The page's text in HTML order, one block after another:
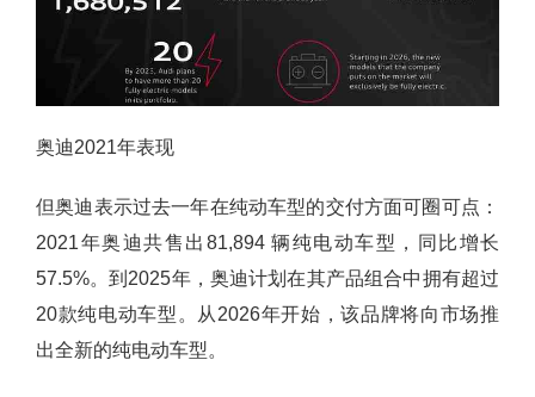
奥迪2021年表现
但奥迪表示过去一年在纯动车型的交付方面可圈可点：
2021年奥迪共售出81,894 辆纯电动车型，同比增长
57.5%。到2025年，奥迪计划在其产品组合中拥有超过
20款纯电动车型。从2026年开始，该品牌将向市场推
出全新的纯电动车型。